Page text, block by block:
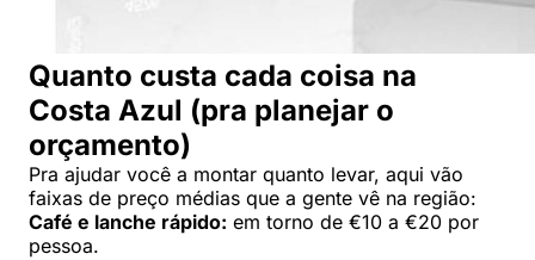
Quanto custa cada coisa na
Costa Azul (pra planejar o
orçamento)
Pra ajudar você a montar quanto levar, aqui vão
faixas de preço médias que a gente vê na região:
Café e lanche rápido: em torno de €10 a €20 por
pessoa.